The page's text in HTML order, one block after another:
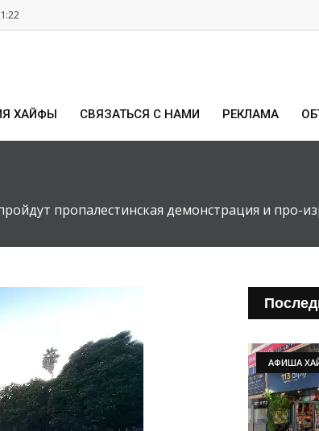
ХАЙФЫ СВЯЗАТЬСЯ С НАМИ РЕКЛАМА
пропалестинская демонстрация и про-
АФИША